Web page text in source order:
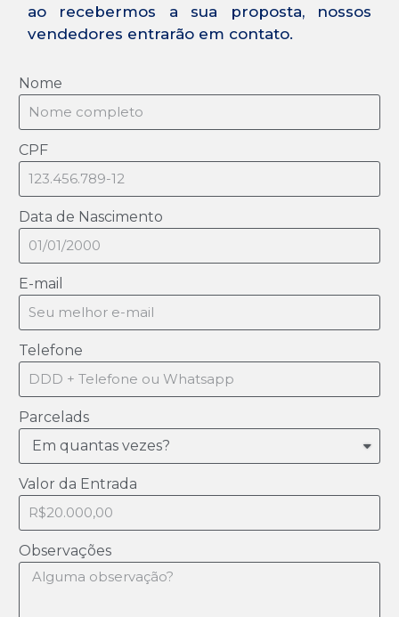
ao recebermos a sua proposta, nossos
vendedores entrarão em contato.
Nome
CPF
Data de Nascimento
E-mail
Telefone
Parcelads
Valor da Entrada
Observações